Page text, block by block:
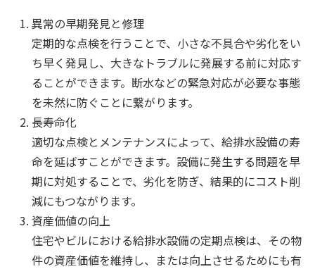
異常の早期発見と修理
定期的な点検を行うことで、小さな不具合や劣化をい
ち早く発見し、大きなトラブルに発展する前に対応す
ることができます。断水などの緊急対応が必要な事態
を未然に防ぐことに繋がります。
長寿命化
適切な点検とメンテナンスによって、給排水設備の寿
命を延ばすことができます。設備に発生する問題を早
期に対処することで、劣化を防ぎ、結果的にコスト削
減にもつながります。
資産価値の向上
住宅やビルにおける給排水設備の定期点検は、その物
件の資産価値を維持し、または向上させるためにも有